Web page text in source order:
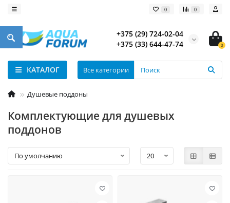
0 0
+375 (29) 724-02-04
+375 (33) 644-47-74
0
КАТАЛОГ Все категории
Душевые поддоны
Комплектующие для душевых
поддонов